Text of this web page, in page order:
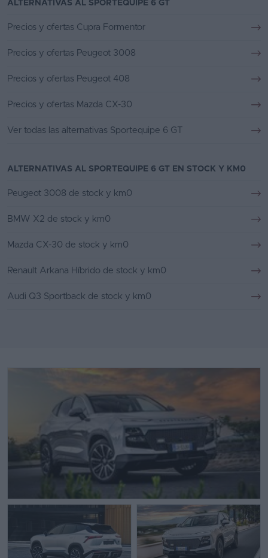
ALTERNATIVAS AL SPORTEQUIPE 6 GT
Precios y ofertas Cupra Formentor
Precios y ofertas Peugeot 3008
Precios y ofertas Peugeot 408
Precios y ofertas Mazda CX-30
Ver todas las alternativas Sportequipe 6 GT
ALTERNATIVAS AL SPORTEQUIPE 6 GT EN STOCK Y KM0
Peugeot 3008 de stock y km0
BMW X2 de stock y km0
Mazda CX-30 de stock y km0
Renault Arkana Híbrido de stock y km0
Audi Q3 Sportback de stock y km0